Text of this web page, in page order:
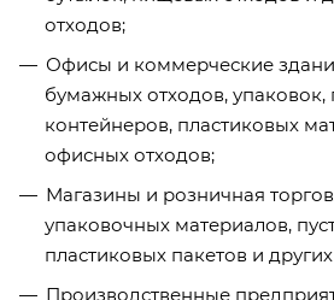
отходов;
Офисы и коммерческие
бумажных отходов, упаковок,
контейнеров, пластиковых
офисных отходов;
Магазины и розничная
упаковочных материалов,
пластиковых пакетов и
Производственные